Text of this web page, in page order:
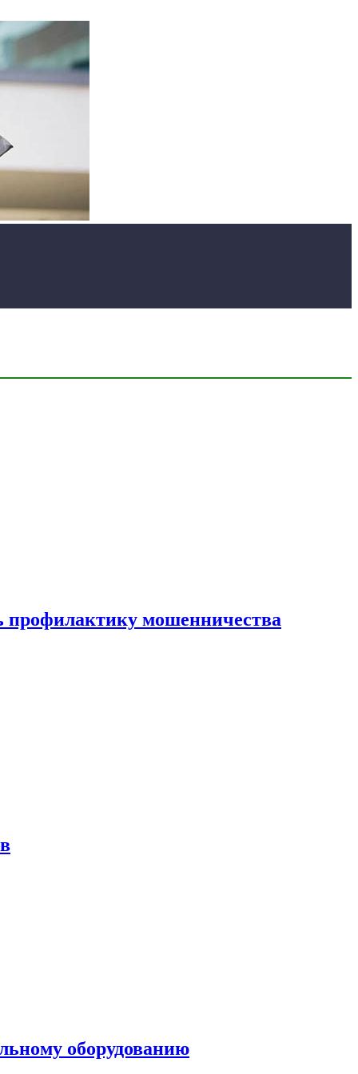
профилактику мошенничества
оборудованию